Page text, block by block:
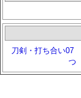
刀剣・打ち合い07
つ